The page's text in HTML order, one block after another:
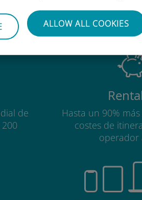
ALLOW ALL COOKIES
la eSIM
de
Hasta un 90%
costes de
operador